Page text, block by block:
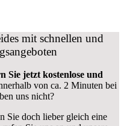
mit schnellen und
Sie jetzt kostenlose und
von ca. 2 Minuten bei
uns nicht?
Sie doch lieber gleich eine